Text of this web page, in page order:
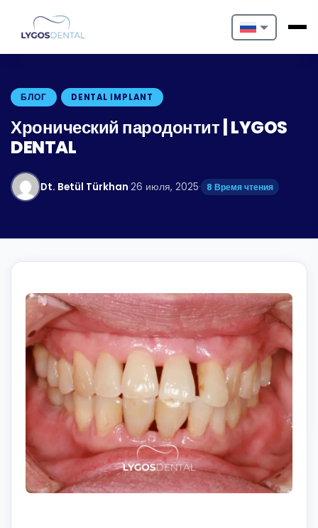
Nederlands
Français
Português
Български
Română
Русский
БЛОГ DENTAL IMPLANT
Хронический пародонтит | LYGOS
DENTAL
Dt. Betül Türkhan·26 июля, 2025· 8 Время чтения